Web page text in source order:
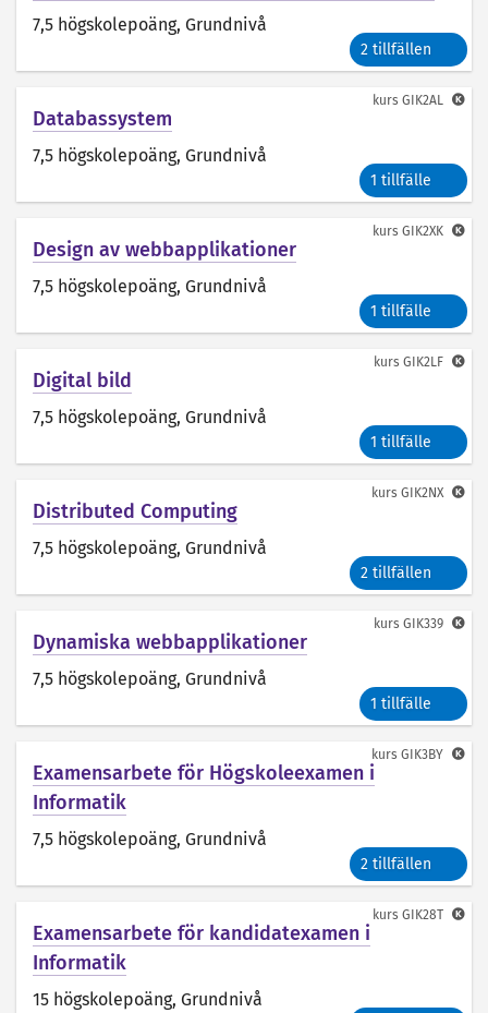
7,5 högskolepoäng, Grundnivå
2 tillfällen
Databassystem
7,5 högskolepoäng, Grundnivå
1 tillfälle
kurs GIK2AL
Design av webbapplikationer
7,5 högskolepoäng, Grundnivå
1 tillfälle
kurs GIK2XK
Digital bild
7,5 högskolepoäng, Grundnivå
1 tillfälle
kurs GIK2LF
Distributed Computing
7,5 högskolepoäng, Grundnivå
2 tillfällen
kurs GIK2NX
Dynamiska webbapplikationer
7,5 högskolepoäng, Grundnivå
1 tillfälle
kurs GIK339
Examensarbete för Högskoleexamen i
Informatik
7,5 högskolepoäng, Grundnivå
2 tillfällen
kurs GIK3BY
Examensarbete för kandidatexamen i
Informatik
15 högskolepoäng, Grundnivå
kurs GIK28T